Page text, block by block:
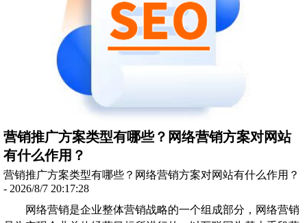
营销推广方案类型有哪些？网络营销方案对网站
有什么作用？
营销推广方案类型有哪些？网络营销方案对网站有什么作用？
- 2026/8/7 20:17:28
网络营销是企业整体营销战略的一个组成部分，网络营销